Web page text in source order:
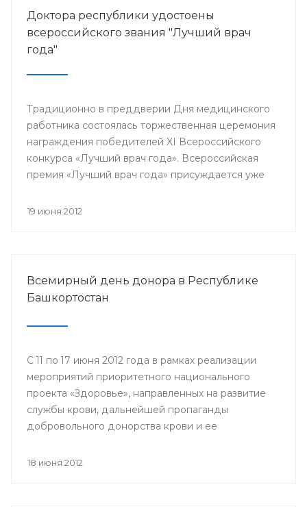
Доктора республики удостоены
всероссийского звания "Лучший врач
года"
Традиционно в преддверии Дня медицинского
работника состоялась торжественная церемония
награждения победителей XI Всероссийского
конкурса «Лучший врач года». Всероссийская
премия «Лучший врач года» присуждается уже
лучшего боролись специалисты со всей страны.
19 июня 2012
Всемирный день донора в Республике
Башкортостан
С 11 по 17 июня 2012 года в рамках реализации
мероприятий приоритетного национального
проекта «Здоровье», направленных на развитие
службы крови, дальнейшей пропаганды
добровольного донорства крови и ее
информационная акция «Спасибо, донор!»,
18 июня 2012